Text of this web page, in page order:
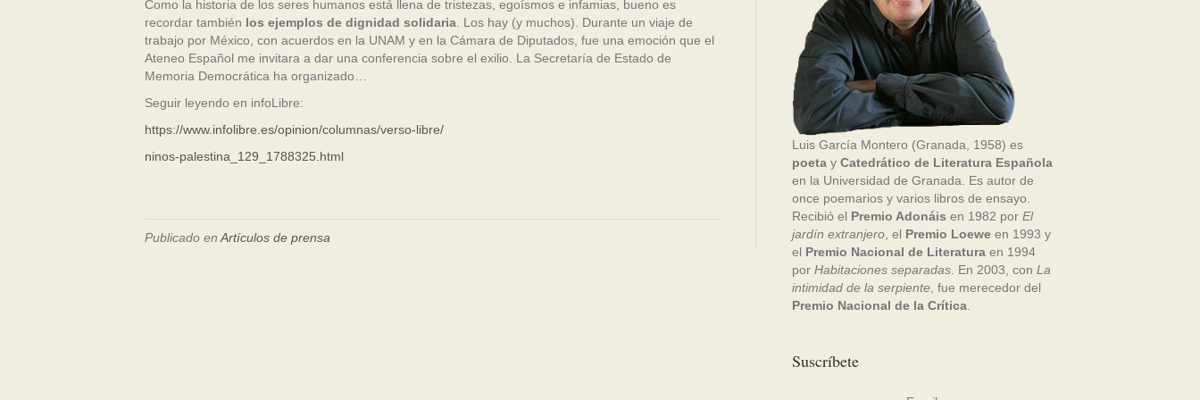
Como la historia de los seres humanos está llena de tristezas, egoísmos e infamias, bueno es
recordar también los ejemplos de dignidad solidaria . Los hay (y muchos). Durante un viaje de
trabajo por México, con acuerdos en la UNAM y en la Cámara de Diputados, fue una emoción que el
Ateneo Español me invitara a dar una conferencia sobre el exilio. La Secretaría de Estado de
Memoria Democrática ha organizado…
Seguir leyendo en infoLibre:
https://www.infolibre.es/opinion/columnas/verso-libre/
ninos-palestina_129_1788325.html
Publicado en Artículos de prensa
Luis García Montero (Granada, 1958) es
poeta y Catedrático de Literatura Española
en la Universidad de Granada. Es autor de
once poemarios y varios libros de ensayo.
Recibió el Premio Adonáis en 1982 por El
jardín extranjero , el Premio Loewe en 1993 y
el Premio Nacional de Literatura en 1994
por Habitaciones separadas . En 2003, con La
intimidad de la serpiente , fue merecedor del
Premio Nacional de la Crítica
Suscríbete